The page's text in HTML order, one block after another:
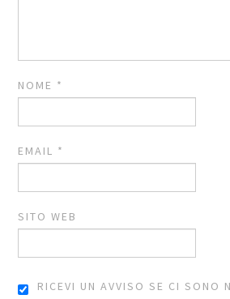
NOME *
EMAIL *
SITO WEB
RICEVI UN AVVISO SE CI SONO